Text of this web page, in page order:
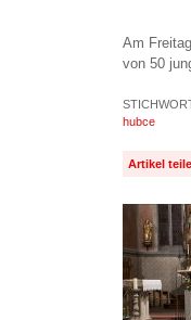
Am
von 50
hubce
Artikel